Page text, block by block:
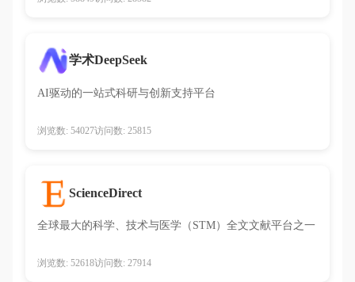
学术DeepSeek
AI驱动的一站式科研与创新支持平台
浏览数: 54027访问数: 25815
ScienceDirect
全球最大的科学、技术与医学（STM）全文文献平台之一
浏览数: 52618访问数: 27914